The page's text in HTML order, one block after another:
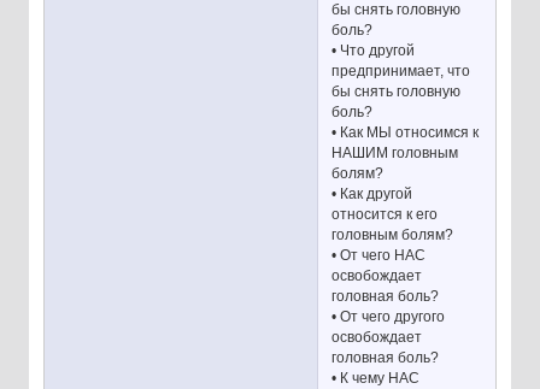
бы снять головную
боль?
• Что другой
предпринимает, что
бы снять головную
боль?
• Как МЫ относимся к
НАШИМ головным
болям?
• Как другой
относится к его
головным болям?
• От чего НАС
освобождает
головная боль?
• От чего другого
освобождает
головная боль?
• К чему НАС